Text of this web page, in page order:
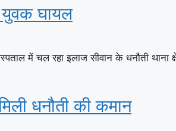
युवक घायल
में चल रहा इलाज सीवान के धनौती थाना
धनौती की कमान